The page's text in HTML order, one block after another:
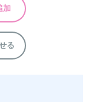
加
る